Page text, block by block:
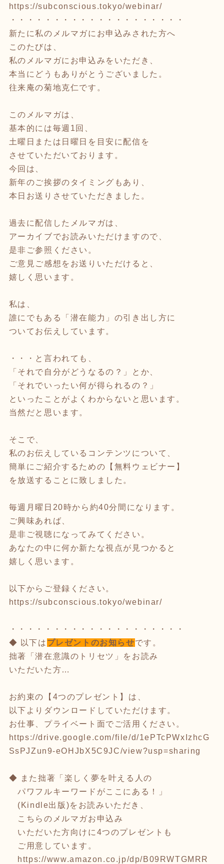
https://subconscious.tokyo/webinar/
・・・・・・・・・・・・・・・・・・・・
新たに私のメルマガにお申込みされた方へ
このたびは、
私のメルマガにお申込みをいただき、
本当にどうもありがとうございました。
往来庵の菊地克仁です。
このメルマガは、
基本的には毎週1回、
土曜日または日曜日を目安に配信を
させていただいております。
今回は、
新年のご挨拶のタイミングもあり、
本日お送りさせていただきました。
過去に配信したメルマガは、
アーカイブでお読みいただけますので、
是非ご参照ください。
ご意見ご感想をお送りいただけると、
嬉しく思います。
私は、
誰にでもある「潜在能力」の引き出し方に
ついてお伝えしています。
・・・と言われても、
「それで自分がどうなるの？」とか、
「それでいったい何が得られるの？」
といったことがよくわからないと思います。
当然だと思います。
そこで、
私のお伝えしているコンテンツについて、
簡単にご紹介するための【無料ウェビナー】
を放送することに致しました。
毎週月曜日20時から約40分間になります。
ご興味あれば、
是非ご視聴になってみてください。
あなたの中に何か新たな視点が見つかると
嬉しく思います。
以下からご登録ください。
https://subconscious.tokyo/webinar/
・・・・・・・・・・・・・・・・・・・・
◆ 以下は プレゼントのお知らせです。
拙著「潜在意識のトリセツ」をお読み
いただいた方…
お約束の【4つのプレゼント】は、
以下よりダウンロードしていただけます。
お仕事、プライベート面でご活用ください。
https://drive.google.com/file/d/1ePTcPWxIzhcG
SsPJZun9-eOHJbX5C9JC/view?usp=sharing
◆ また拙著「楽しく夢を叶える人の
パワフルキーワードがここにある！」
(Kindle出版)をお読みいただき、
こちらのメルマガお申込み
いただいた方向けに4つのプレゼントも
ご用意しています。
https://www.amazon.co.jp/dp/B09RWTGMRR